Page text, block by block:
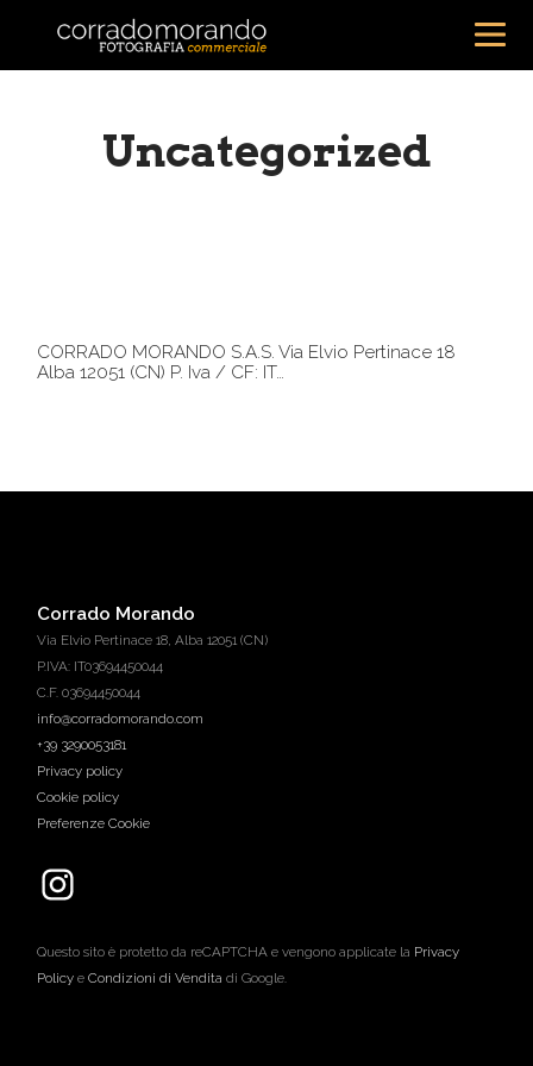
Uncategorized
CORRADO MORANDO S.A.S. Via Elvio Pertinace 18
Alba 12051 (CN) P. Iva / CF: IT…
Corrado Morando
Via Elvio Pertinace 18, Alba 12051 (CN)
P.IVA: IT03694450044
C.F. 03694450044
info@corradomorando.com
+39 3290053181
Privacy policy
Cookie policy
Preferenze Cookie
Questo sito è protetto da reCAPTCHA e vengono applicate la Privacy
Policy eCondizioni di Vendita di Google.